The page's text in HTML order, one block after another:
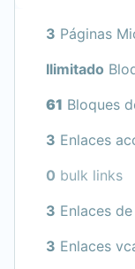
3 Páginas
Ilimitado
61 Bloques
3 Enlaces
0 bulk links
3 Enlaces
3 Enlaces